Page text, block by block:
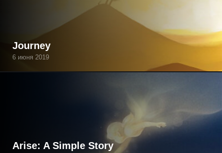
Journey
6 июня 2019
Arise: A Simple Story